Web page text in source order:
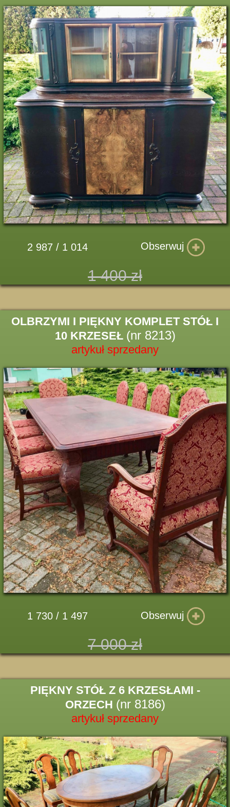
2 987 / 1 014 Obserwuj
1 400 zł
OLBRZYMI I PIĘKNY KOMPLET STÓŁ I
10 KRZESEŁ (nr 8213)
artykuł sprzedany
1 730 / 1 497 Obserwuj
7 000 zł
PIĘKNY STÓŁ Z 6 KRZESŁAMI -
ORZECH (nr 8186)
artykuł sprzedany